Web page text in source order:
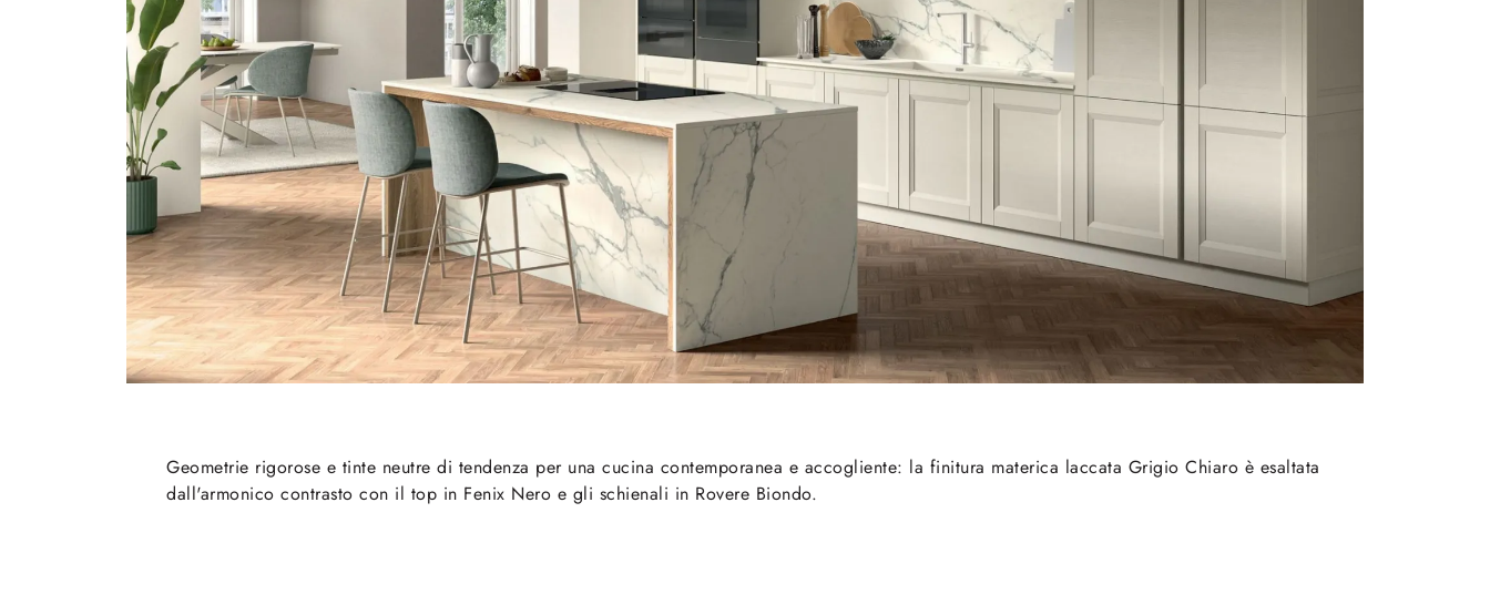
Geometrie rigorose e tinte neutre di tendenza per una cucina contemporanea e accogliente: la finitura materica laccata Grigio Chiaro è esaltata
dall'armonico contrasto con il top in Fenix Nero e gli schienali in Rovere Biondo.